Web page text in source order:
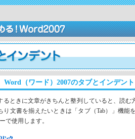
（ワード）2007のタブとインデント
るときに文章がきちんと整列していると、読
り文書を揃えたいときは「タブ（Tab）」機能
で使用します。